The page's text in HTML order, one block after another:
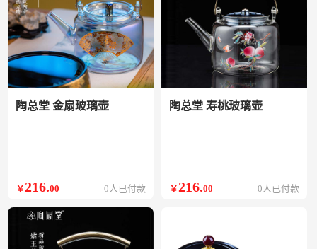
陶总堂 金扇玻璃壶
￥216.00 0人已付款
陶总堂 寿桃玻璃壶
￥216.00 0人已付款